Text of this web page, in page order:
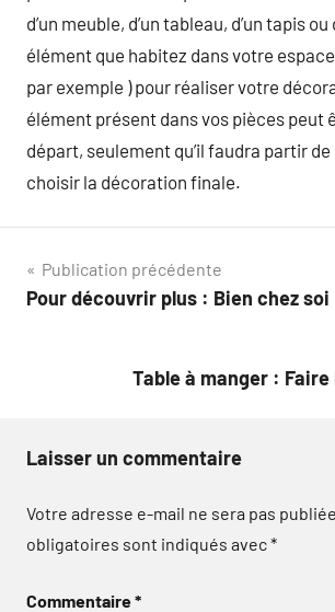
d’un meuble, d’un tableau, d’un tapis
élément que habitez dans votre
par exemple ) pour réaliser votre
élément présent dans vos pièces peut
départ, seulement qu’il faudra partir
choisir la décoration finale.
Navigation
de
Publication précédente
Pour découvrir plus : Bien chez soi
Table à manger : Faire
Laisser un commentaire
Votre adresse e-mail ne sera pas publiée.
obligatoires sont indiqués avec*
Commentaire*